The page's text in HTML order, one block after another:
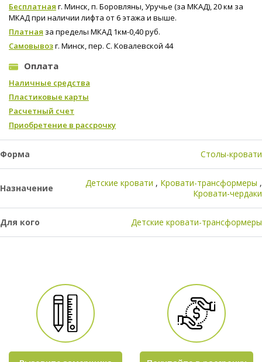
Бесплатная г. Минск, п. Боровляны, Уручье (за МКАД), 20 км за
МКАД при наличии лифта от 6 этажа и выше.
Платная за пределы МКАД 1км-0,40 руб.
Самовывозг. Минск, пер. С. Ковалевской 44
Оплата
Наличные средства
Пластиковые карты
Расчетный счет
Приобретение в рассрочку
Форма Столы-кровати
Назначение Детские кровати
Кровати-трансформеры
Кровати-чердаки
Для кого Детские кровати-трансформеры